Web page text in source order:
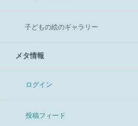
子どもの絵のギャラリー
メタ情報
ログイン
投稿フィード